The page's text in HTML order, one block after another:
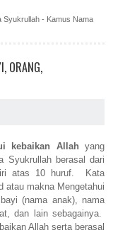
Syukrullah - Kamus Nama
ORANG,
kebaikan Allahyang
Syukrullah berasal dari
atas 10 huruf. Kata
atau makna Mengetahui
(nama anak), nama
dan lain sebagainya.
Allah serta berasal